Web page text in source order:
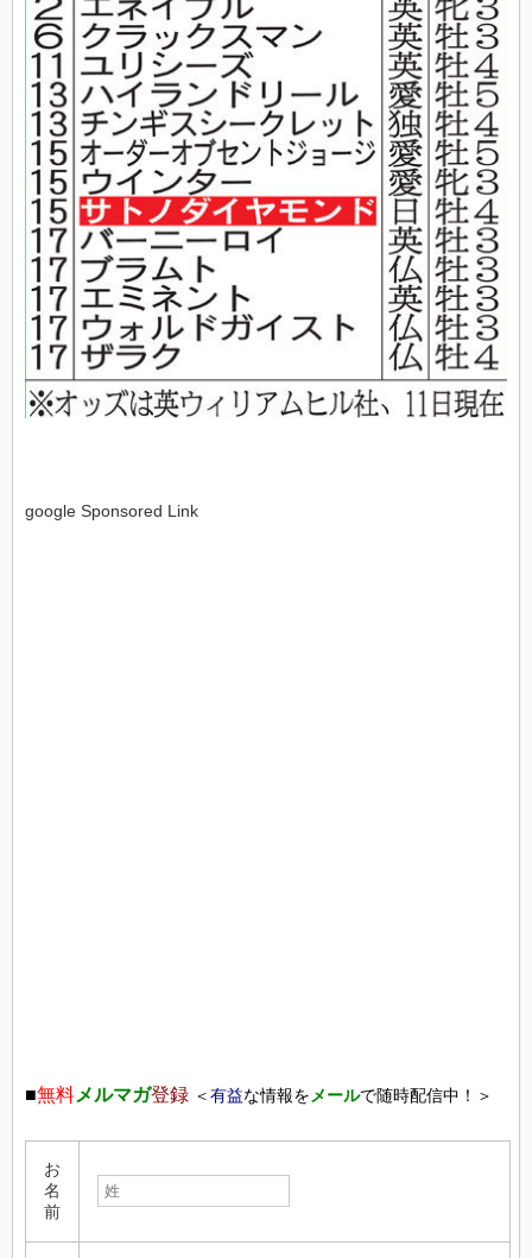
google Sponsored Link
■無料メルマガ登録 ＜有益な情報を メールで随時配信中！＞
お
名
前